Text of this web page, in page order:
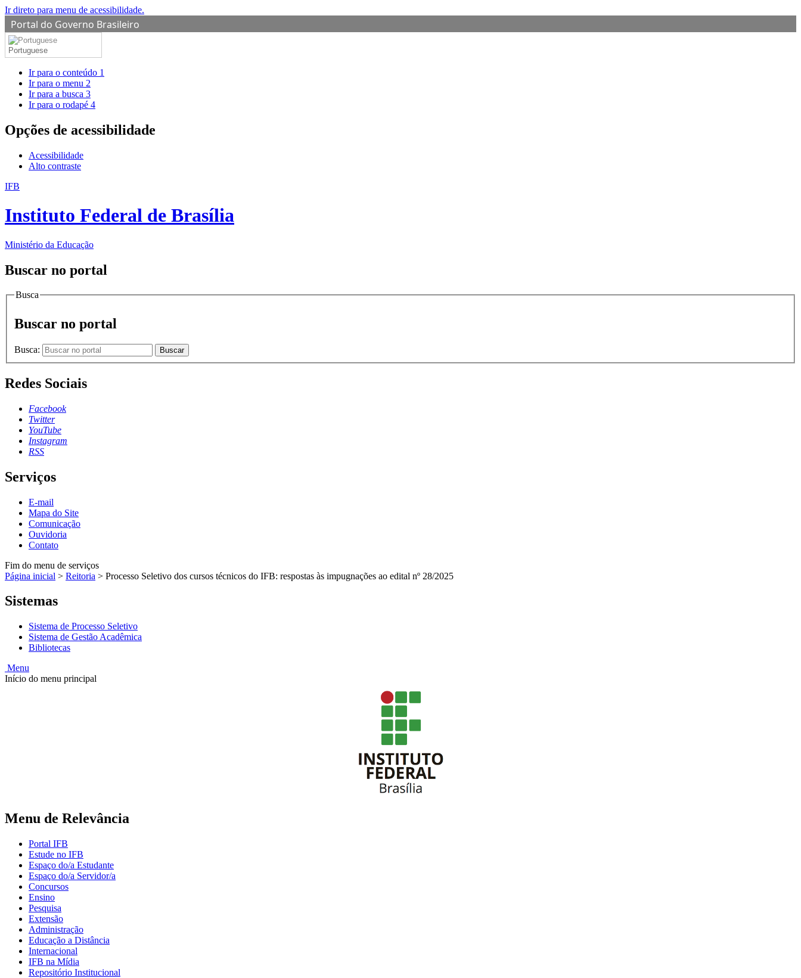
Ir direto para menu de acessibilidade.
Portal do Governo Brasileiro
Portuguese
Ir para o conteúdo 1
Ir para o menu 2
Ir para a busca 3
Ir para o rodapé 4
Opções de acessibilidade
Acessibilidade
Alto contraste
IFB
Instituto Federal de Brasília
Ministério da Educação
Buscar no portal
Busca
Buscar no portal
Busca: Buscar
Redes Sociais
Facebook
Twitter
YouTube
Instagram
RSS
Serviços
E-mail
Mapa do Site
Comunicação
Ouvidoria
Contato
Fim do menu de serviços
Página inicial > Reitoria > Processo Seletivo dos cursos técnicos do IFB: respostas às impugnações ao edital nº 28/2025
Sistemas
Sistema de Processo Seletivo
Sistema de Gestão Acadêmica
Bibliotecas
Menu
Início do menu principal
Menu de Relevância
Portal IFB
Estude no IFB
Espaço do/a Estudante
Espaço do/a Servidor/a
Concursos
Ensino
Pesquisa
Extensão
Administração
Educação a Distância
Internacional
IFB na Mídia
Repositório Institucional